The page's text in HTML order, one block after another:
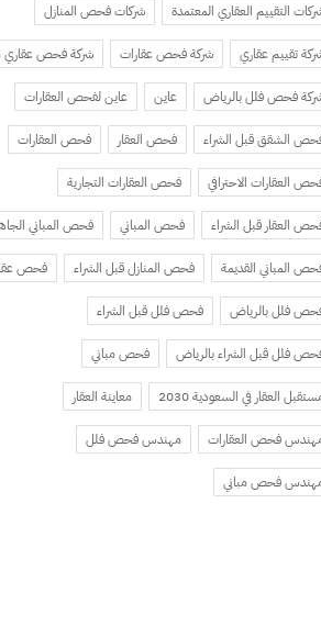
التقييم العقاري المعتمدة شركات فحص المنازل
تقييم عقاري شركة فحص عقارات شركة فحص عقاري
فحص فلل بالرياض عاين عاين لفحص العقارات
الشقق قبل الشراء فحص العقار فحص العقارات
العقارات الاحترافي فحص العقارات التجارية
العقار قبل الشراء فحص المباني فحص المباني
المباني القديمة فحص المنازل قبل الشراء فحص
فلل بالرياض فحص فلل قبل الشراء
فلل قبل الشراء بالرياض فحص مباني
العقار في السعودية 2030 معاينة العقار
فحص العقارات مهندس فحص فلل
فحص مباني